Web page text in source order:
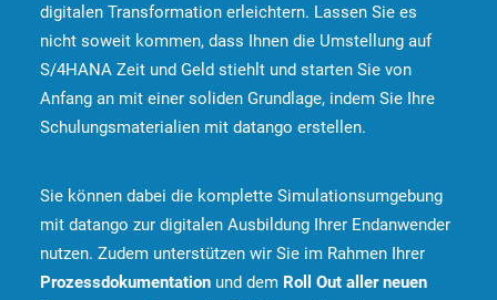
digitalen Transformation erleichtern. Lassen Sie es
nicht soweit kommen, dass Ihnen die Umstellung auf
S/4HANA Zeit und Geld stiehlt und starten Sie von
Anfang an mit einer soliden Grundlage, indem Sie Ihre
Schulungsmaterialien mit datango erstellen.
Sie können dabei die komplette Simulationsumgebung
mit datango zur digitalen Ausbildung Ihrer Endanwender
nutzen. Zudem unterstützen wir Sie im Rahmen Ihrer
Prozessdokumentation und dem Roll Out aller neuen